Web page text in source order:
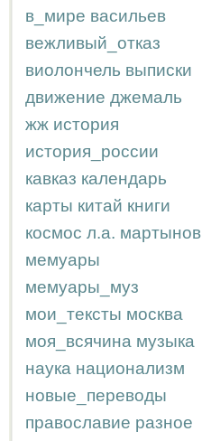
в_мире васильев
вежливый_отказ
виолончель выписки
движение джемаль
жж история
история_россии
кавказ календарь
карты китай книги
космос л.а. мартынов
мемуары
мемуары_муз
мои_тексты москва
моя_всячина музыка
наука национализм
новые_переводы
православие разное